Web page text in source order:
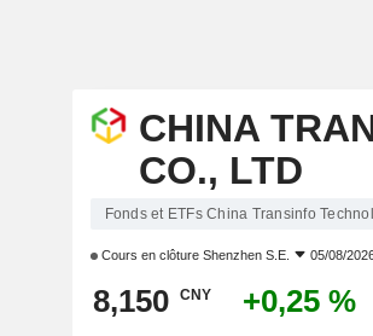
CHINA
CO., LTD
Fonds et ETFs China Transinfo
Cours en clôture Shenzhen S.E. 05/08/
8,150 CNY +0,25 %